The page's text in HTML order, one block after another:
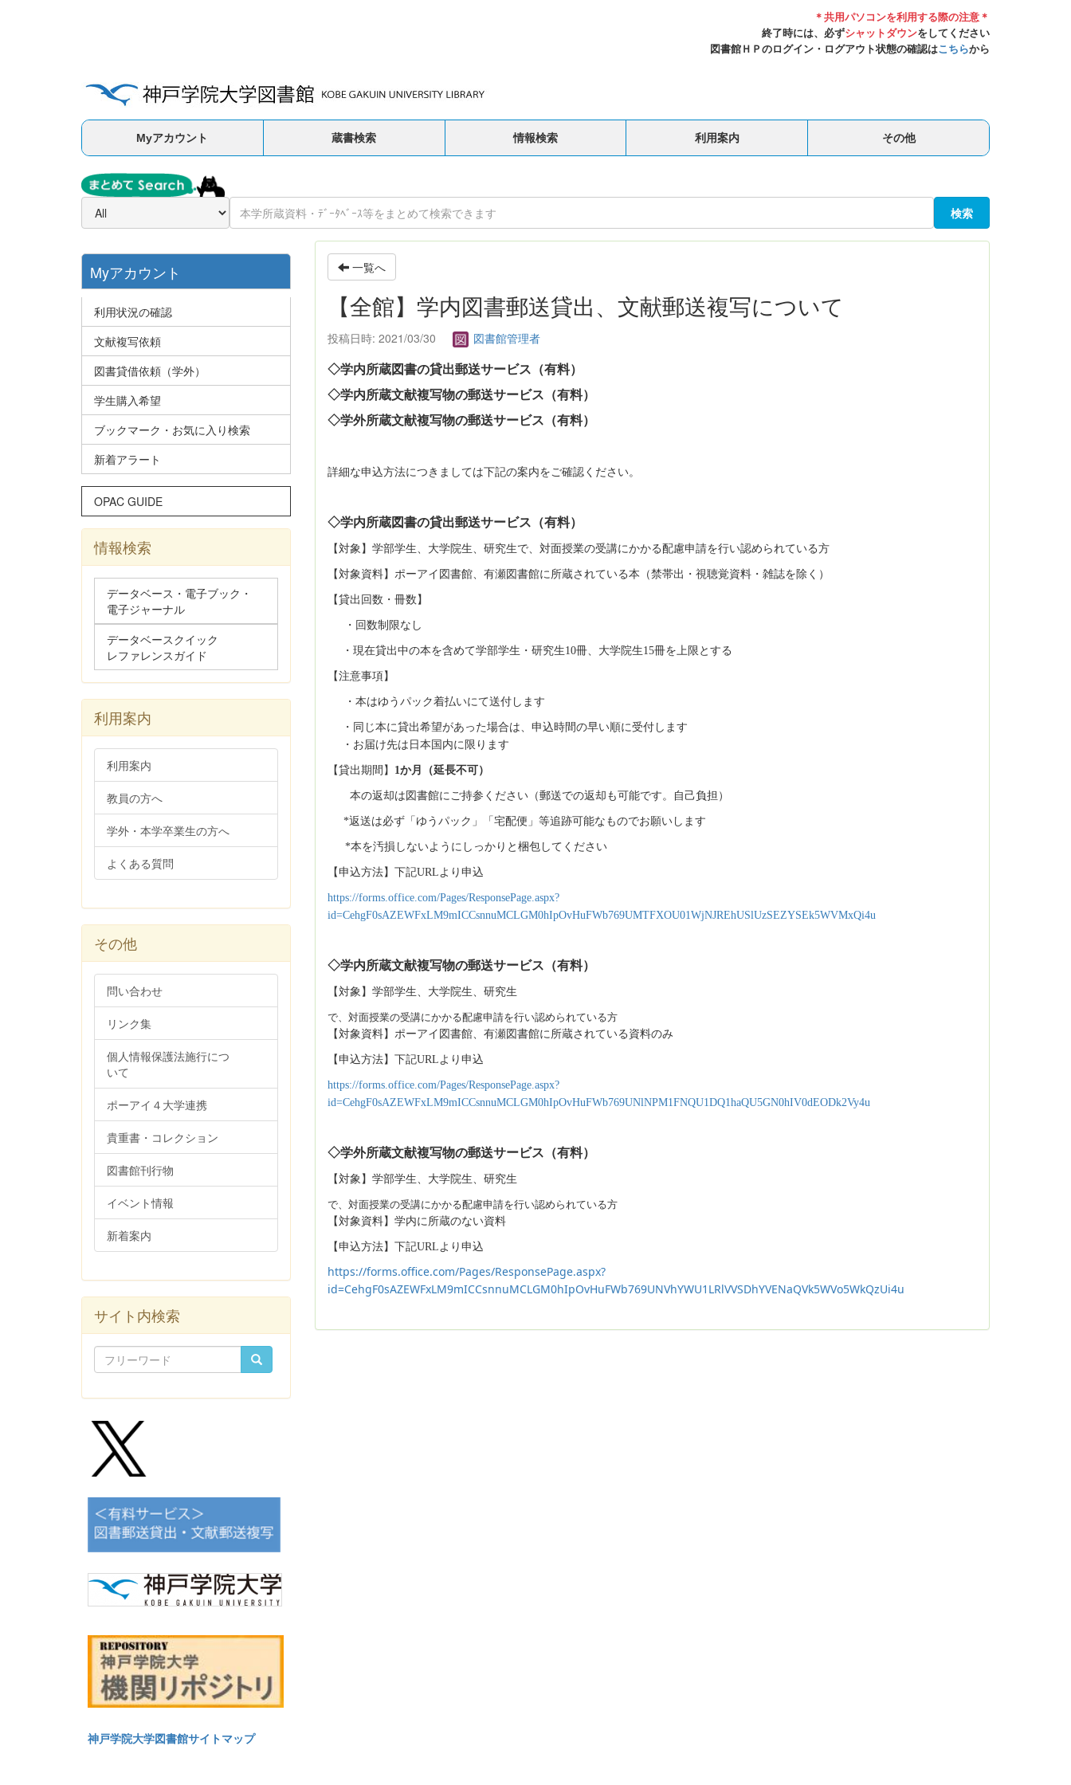
＊共用パソコンを利用する際の注意＊
終了時には、必ずシャットダウンをしてください
図書館ＨＰのログイン・ログアウト状態の確認はこちらから
Myアカウント 蔵書検索 情報検索 利用案内 その他
検索
一覧へ
【全館】学内図書郵送貸出、文献郵送複写について
投稿日時: 2021/03/30 図書館管理者
◇学内所蔵図書の貸出郵送サービス（有料）
◇学内所蔵文献複写物の郵送サービス（有料）
◇学外所蔵文献複写物の郵送サービス（有料）
詳細な申込方法につきましては下記の案内をご確認ください。
◇学内所蔵図書の貸出郵送サービス（有料）
【対象】学部学生、大学院生、研究生で、対面授業の受講にかかる配慮申請を行い認められている方
【対象資料】ポーアイ図書館、有瀬図書館に所蔵されている本（禁帯出・視聴覚資料・雑誌を除く）
【貸出回数・冊数】
・回数制限なし
・現在貸出中の本を含めて学部学生・研究生10冊、大学院生15冊を上限とする
【注意事項】
・本はゆうパック着払いにて送付します
・同じ本に貸出希望があった場合は、申込時間の早い順に受付します
・お届け先は日本国内に限ります
【貸出期間】 1か月（延長不可）
本の返却は図書館にご持参ください（郵送での返却も可能です。自己負担）
*返送は必ず「ゆうパック」「宅配便」等追跡可能なものでお願いします
*本を汚損しないようにしっかりと梱包してください
【申込方法】下記URLより申込
https://forms.office.com/Pages/ResponsePage.aspx?
id=CehgF0sAZEWFxLM9mICCsnnuMCLGM0hIpOvHuFWb769UMTFXOU01WjNJREhUSlUzSEZYSEk5WVMxQi4u
◇学内所蔵文献複写物の郵送サービス（有料）
【対象】学部学生、大学院生、研究生
で、対面授業の受講にかかる配慮申請を行い認められている方
【対象資料】ポーアイ図書館、有瀬図書館に所蔵されている資料のみ
【申込方法】下記URLより申込
https://forms.office.com/Pages/ResponsePage.aspx?
id=CehgF0sAZEWFxLM9mICCsnnuMCLGM0hIpOvHuFWb769UNlNPM1FNQU1DQ1haQU5GN0hIV0dEODk2Vy4u
◇学外所蔵文献複写物の郵送サービス（有料）
【対象】学部学生、大学院生、研究生
で、対面授業の受講にかかる配慮申請を行い認められている方
【対象資料】学内に所蔵のない資料
【申込方法】下記URLより申込
https://forms.office.com/Pages/ResponsePage.aspx?
id=CehgF0sAZEWFxLM9mICCsnnuMCLGM0hIpOvHuFWb769UNVhYWU1LRlVVSDhYVENaQVk5WVo5WkQzUi4u
Myアカウント
利用状況の確認
文献複写依頼
図書貸借依頼（学外）
学生購入希望
ブックマーク・お気に入り検索
新着アラート
OPAC GUIDE
情報検索
データベース・電子ブック・
電子ジャーナル
データベースクイック
レファレンスガイド
利用案内
利用案内
教員の方へ
学外・本学卒業生の方へ
よくある質問
その他
問い合わせ
リンク集
個人情報保護法施行につ
いて
ポーアイ４大学連携
貴重書・コレクション
図書館刊行物
イベント情報
新着案内
サイト内検索
神戸学院大学図書館サイトマップ